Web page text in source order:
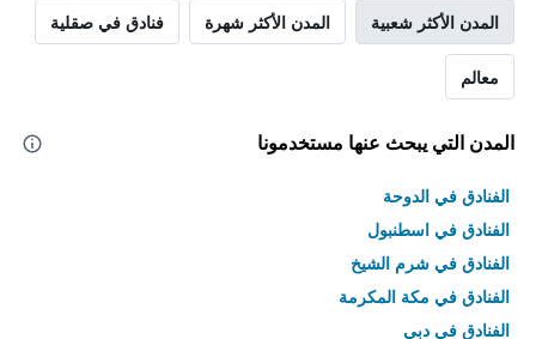
المدن الأكثر شعبية المدن الأكثر شهرة فنادق في صقلية
معالم
المدن التي يبحث عنها مستخدمونا
الفنادق في الدوحة
الفنادق في اسطنبول
الفنادق في شرم الشيخ
الفنادق في مكة المكرمة
الفنادق في دبي